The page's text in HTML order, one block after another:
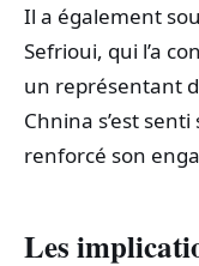
Il a également
Sefrioui, qui l’a
un représentant
Chnina s’est
renforcé son
Les